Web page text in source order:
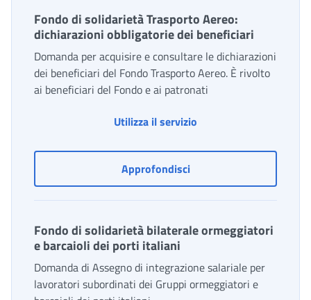
Fondo di solidarietà Trasporto Aereo:
dichiarazioni obbligatorie dei beneficiari
Domanda per acquisire e consultare le dichiarazioni
dei beneficiari del Fondo Trasporto Aereo. È rivolto
ai beneficiari del Fondo e ai patronati
Utilizza il servizio
ApprofondisciFondo di solidarietà
Fondo di solidarietà bilaterale ormeggiatori
e barcaioli dei porti italiani
Domanda di Assegno di integrazione salariale per
lavoratori subordinati dei Gruppi ormeggiatori e